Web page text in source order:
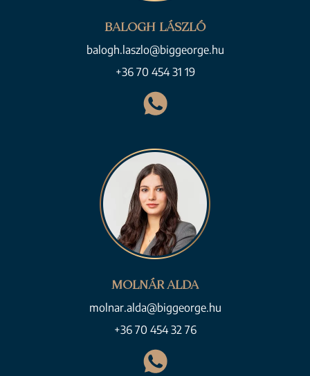
BALOGH LÁSZLÓ
balogh.laszlo@biggeorge.hu
+36 70 454 31 19
MOLNÁR ALDA
molnar.alda@biggeorge.hu
+36 70 454 32 76